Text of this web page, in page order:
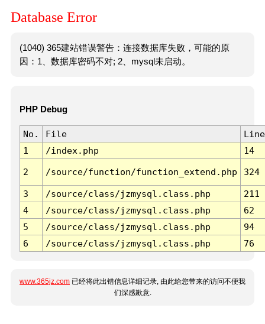
Database Error
(1040) 365建站错误警告：连接数据库失败，可能的原
因：1、数据库密码不对; 2、mysql未启动。
PHP Debug
No. File
Line
1
/index.php 14
2 /source/function/function_extend.php 324
3 /source/class/jzmysql.class.php
211
4
/source/class/jzmysql.class.php
62
5
/source/class/jzmysql.class.php
94
6
/source/class/jzmysql.class.php 76
www.365jz.com 已经将此出错信息详细记录, 由此给您带来的访问不便我
们深感歉意.